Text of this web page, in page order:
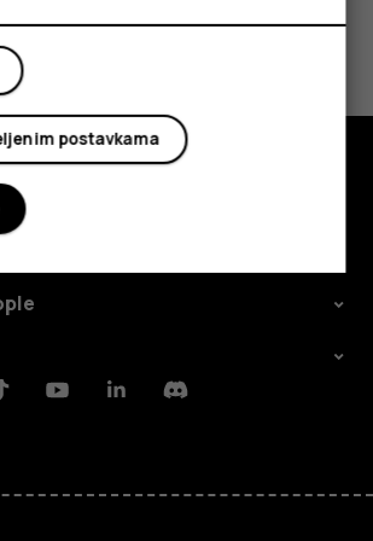
bilo korisno?
YoutubeLinkedinDiscord
postavkama